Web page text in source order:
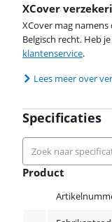
XCover
XCover mag
Belgisch recht. Heb
klantenservice.
Lees meer over
Specificaties
Product